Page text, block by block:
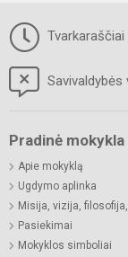
Tvarkaraščiai
Savivaldybės
Pradinė mokykla
Apie mokyklą
Ugdymo aplinka
Misija, vizija,
Pasiekimai
Mokyklos simboliai